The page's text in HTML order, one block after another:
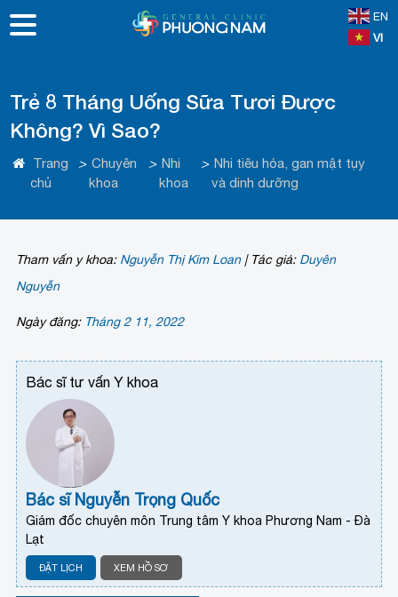
EN
VI
Trẻ 8 Tháng Uống Sữa Tươi Được
Không? Vì Sao?
Trang
chủ
> Chuyên
khoa
> Nhi
khoa
> Nhi tiêu hóa, gan mật tụy
và dinh dưỡng
Tham vấn y khoa: Nguyễn Thị Kim Loan |Tác giả: Duyên
Nguyễn
Ngày đăng: Tháng 2 11, 2022
Bác sĩ tư vấn Y khoa
Bác sĩ Nguyễn Trọng Quốc
Giám đốc chuyên môn Trung tâm Y khoa Phương Nam - Đà
Lạt
ĐẶT LỊCH XEM HỒ SƠ